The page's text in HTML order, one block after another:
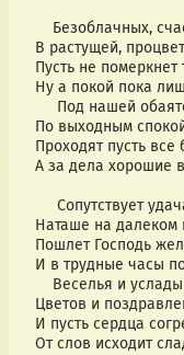
Безоблачных,
В растущей,
Пусть не померкнет
Ну а покой пока
Под нашей
По выходным
Проходят пусть все
А за дела хорошие
Сопутствует
Наташе на далеком
Пошлет Господь
И в трудные часы
Веселья и
Цветов и
И пусть сердца
От слов исходит